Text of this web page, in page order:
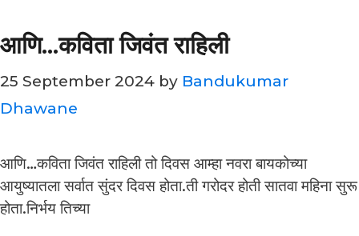
आणि…कविता जिवंत राहिली
25 September 2024 by Bandukumar
Dhawane
आणि…कविता जिवंत राहिली तो दिवस आम्हा नवरा बायकोच्या
आयुष्यातला सर्वात सुंदर दिवस होता.ती गरोदर होती सातवा महिना सुरू
होता.निर्भय तिच्या